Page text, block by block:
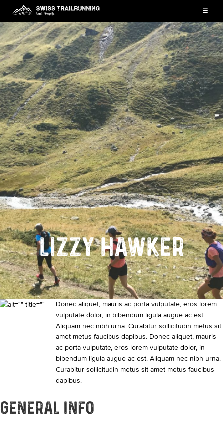
LIZZY HAWKER
Donec aliquet, mauris ac porta vulputate, eros lorem
vulputate dolor, in bibendum ligula augue ac est.
Aliquam nec nibh urna. Curabitur sollicitudin metus sit
amet metus faucibus dapibus. Donec aliquet, mauris
ac porta vulputate, eros lorem vulputate dolor, in
bibendum ligula augue ac est. Aliquam nec nibh urna.
Curabitur sollicitudin metus sit amet metus faucibus
dapibus.
GENERAL INFO